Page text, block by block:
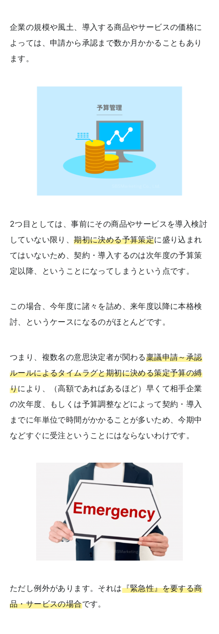
企業の規模や風土、導入する商品やサービスの価格に
よっては、申請から承認まで数か月かかることもあり
ます。
2つ目としては、事前にその商品やサービスを導入検討
していない限り、期初に決める予算策定に盛り込まれ
てはいないため、契約・導入するのは次年度の予算策
定以降、ということになってしまうという点です。
この場合、今年度に諸々を詰め、来年度以降に本格検
討、というケースになるのがほとんどです。
つまり、複数名の意思決定者が関わる稟議申請～承認
ルールによるタイムラグと期初に決める策定予算の縛
りにより、（高額であればあるほど）早くて相手企業
の次年度、もしくは予算調整などによって契約・導入
までに年単位で時間がかかることが多いため、今期中
などすぐに受注ということにはならないわけです。
ただし例外があります。それは『緊急性』を要する商
品・サービスの場合です。